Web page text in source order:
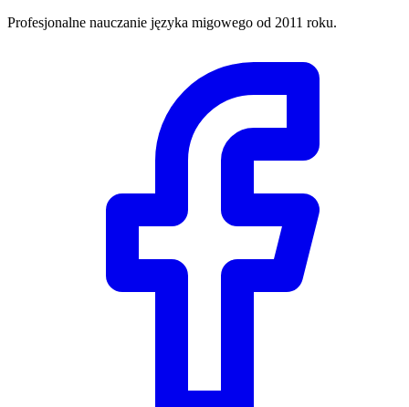
Profesjonalne nauczanie języka migowego od 2011 roku.